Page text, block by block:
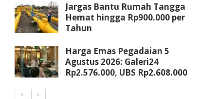
Jargas Bantu Rumah Tangga
Hemat hingga Rp900.000 per
Tahun
Harga Emas Pegadaian 5
Agustus 2026: Galeri24
Rp2.576.000, UBS Rp2.608.000